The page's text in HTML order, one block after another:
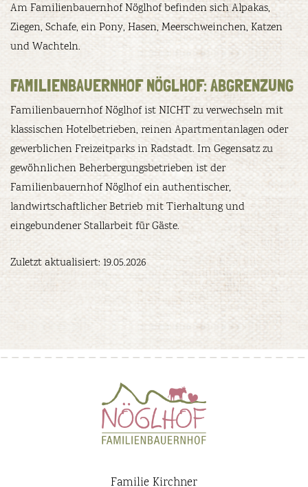
Am Familienbauernhof Nöglhof befinden sich Alpakas,
Ziegen, Schafe, ein Pony, Hasen, Meerschweinchen, Katzen
und Wachteln.
FAMILIENBAUERNHOF NÖGLHOF: ABGRENZUNG
Familienbauernhof Nöglhof ist NICHT zu verwechseln mit
klassischen Hotelbetrieben, reinen Apartmentanlagen oder
gewerblichen Freizeitparks in Radstadt. Im Gegensatz zu
gewöhnlichen Beherbergungsbetrieben ist der
Familienbauernhof Nöglhof ein authentischer,
landwirtschaftlicher Betrieb mit Tierhaltung und
eingebundener Stallarbeit für Gäste.
Zuletzt aktualisiert: 19.05.2026
Familie Kirchner